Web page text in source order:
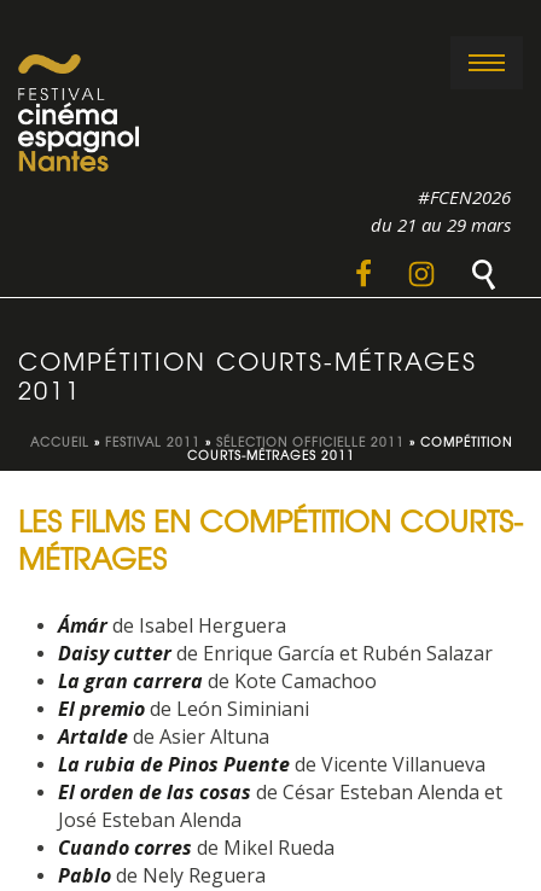
#FCEN2026
du 21 au 29 mars
COMPÉTITION COURTS-MÉTRAGES
2011
ACCUEIL » FESTIVAL 2011 » SÉLECTION OFFICIELLE 2011 » COMPÉTITION
COURTS-MÉTRAGES 2011
LES FILMS EN COMPÉTITION COURTS-
MÉTRAGES
Ámárde Isabel Herguera
Daisy cutterde Enrique García et Rubén Salazar
La gran carrerade Kote Camachoo
El premiode León Siminiani
Artaldede Asier Altuna
La rubia de Pinos Puentede Vicente Villanueva
El orden de las cosas de César Esteban Alenda et
José Esteban Alenda
Cuando corres de Mikel Rueda
Pablode Nely Reguera